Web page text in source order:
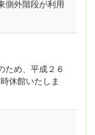
側外階段が利用
ため、平成２６
休館いたしま